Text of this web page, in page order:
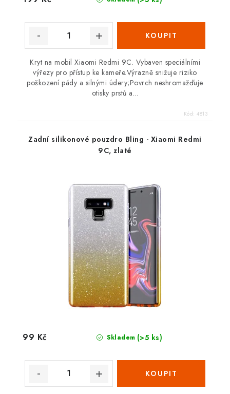
Kryt na mobil Xiaomi Redmi 9C. Vybaven speciálními
výřezy pro přístup ke kameře.Výrazně snižuje riziko
poškození pády a silnými údery;Povrch neshromažďuje
otisky prstů a...
Kód: 4813
Zadní silikonové pouzdro Bling - Xiaomi Redmi
9C, zlaté
Skladem (>5 ks)
99 Kč